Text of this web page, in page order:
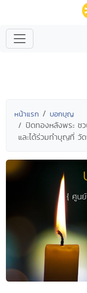
หน้าแรก บอกบุญ
ปิดทองหลังพระ ชว
และได้ร่วมทำบุญที่ วั